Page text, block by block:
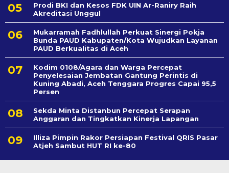
Prodi BKI dan Kesos FDK UIN Ar-Raniry Raih
Akreditasi Unggul
Mukarramah Fadhlullah Perkuat Sinergi Pokja
Bunda PAUD Kabupaten/Kota Wujudkan Layanan
PAUD Berkualitas di Aceh
Kodim 0108/Agara dan Warga Percepat
Penyelesaian Jembatan Gantung Perintis di
Kuning Abadi, Aceh Tenggara Progres Capai 95,5
Persen
Sekda Minta Distanbun Percepat Serapan
Anggaran dan Tingkatkan Kinerja Lapangan
Illiza Pimpin Rakor Persiapan Festival QRIS Pasar
Atjeh Sambut HUT RI ke-80